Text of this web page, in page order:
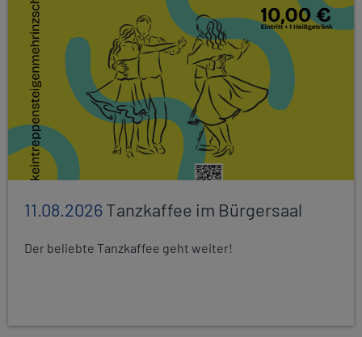
11.08.2026Tanzkaffee im Bürgersaal
Der beliebte Tanzkaffee geht weiter!